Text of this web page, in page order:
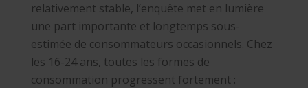
relativement stable, l’enquête met en lumière
une part importante et longtemps sous-
estimée de consommateurs occasionnels. Chez
les 16-24 ans, toutes les formes de
consommation progressent fortement :